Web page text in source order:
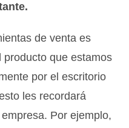
de venta es
que estamos
por el escritorio
les recordará
Por ejemplo,